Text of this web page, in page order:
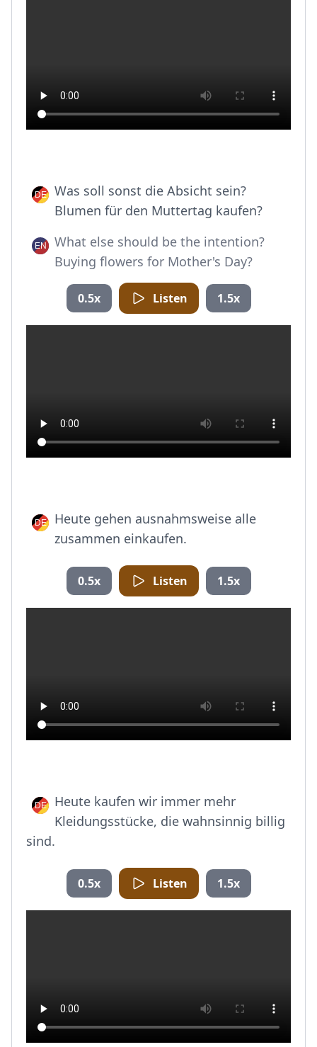
Was soll sonst die Absicht sein?
Blumen für den Muttertag kaufen?
What else should be the intention?
Buying flowers for Mother's Day?
0.5x Listen 1.5x
Heute gehen ausnahmsweise alle
zusammen einkaufen.
0.5x Listen 1.5x
Heute kaufen wir immer mehr
Kleidungsstücke, die wahnsinnig billig
sind.
0.5x Listen 1.5x